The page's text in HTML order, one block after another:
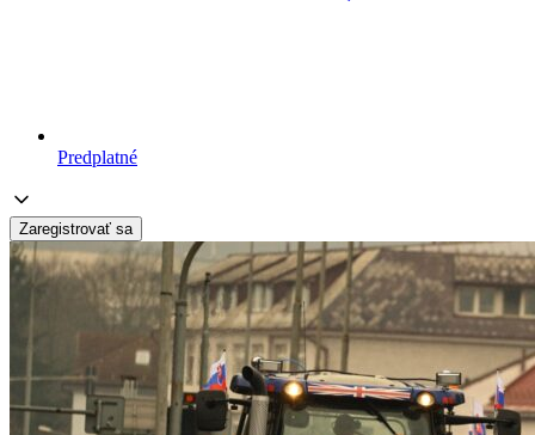
Predplatné
Zaregistrovať sa